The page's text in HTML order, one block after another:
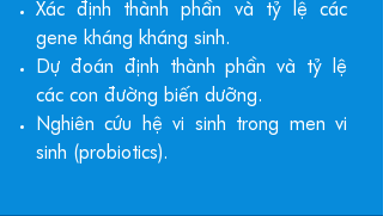
Xác định thành phần và tỷ lệ các
gene kháng kháng sinh.
Dự đoán định thành phần và tỷ lệ
các con đường biến dưỡng.
Nghiên cứu hệ vi sinh trong men vi
sinh (probiotics).